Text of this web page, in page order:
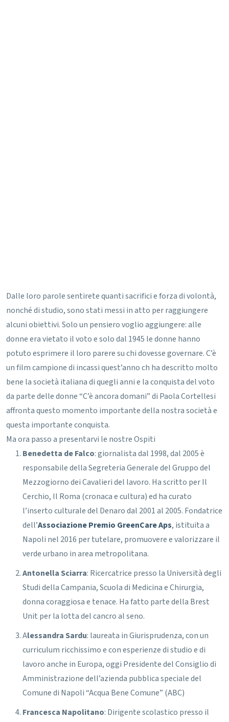
Dalle loro parole sentirete quanti sacrifici e forza di volontà,
nonché di studio, sono stati messi in atto per raggiungere
alcuni obiettivi. Solo un pensiero voglio aggiungere: alle
donne era vietato il voto e solo dal 1945 le donne hanno
potuto esprimere il loro parere su chi dovesse governare. C’è
un film campione di incassi quest’anno ch ha descritto molto
bene la società italiana di quegli anni e la conquista del voto
da parte delle donne “C’è ancora domani” di Paola Cortellesi
affronta questo momento importante della nostra società e
questa importante conquista.
Ma ora passo a presentarvi le nostre Ospiti
Benedetta de Falco: giornalista dal 1998, dal 2005 è
responsabile della Segreteria Generale del Gruppo del
Mezzogiorno dei Cavalieri del lavoro. Ha scritto per Il
Cerchio, Il Roma (cronaca e cultura) ed ha curato
l’inserto culturale del Denaro dal 2001 al 2005. Fondatrice
dell’Associazione Premio GreenCare Aps, istituita a
Napoli nel 2016 per tutelare, promuovere e valorizzare il
verde urbano in area metropolitana.
Antonella Sciarra: Ricercatrice presso la Università degli
Studi della Campania, Scuola di Medicina e Chirurgia,
donna coraggiosa e tenace. Ha fatto parte della Brest
Unit per la lotta del cancro al seno.
Alessandra Sardu: laureata in Giurisprudenza, con un
curriculum ricchissimo e con esperienze di studio e di
lavoro anche in Europa, oggi Presidente del Consiglio di
Amministrazione dell’azienda pubblica speciale del
Comune di Napoli “Acqua Bene Comune” (ABC)
Francesca Napolitano: Dirigente scolastico presso il